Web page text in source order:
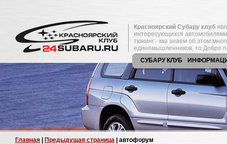
Красноярский Субару клуб
интересующихся
тюнинг - мы знаем об этом
единомышленников, то Добро
СУБАРУ КЛУБ
Главная Предыдущая страница | автофорум